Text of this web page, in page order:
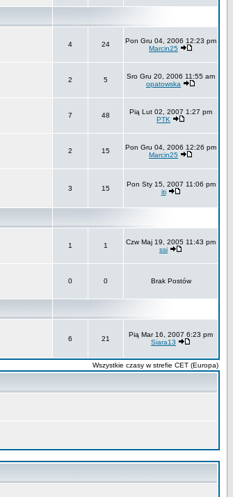
4 24
Pon Gru 04, 2006 12:23 pm
Marcin25
2 5
Sro Gru 20, 2006 11:55 am
opatowska
7 48
Pią Lut 02, 2007 1:27 pm
PTK
2 15
Pon Gru 04, 2006 12:26 pm
Marcin25
3 15
Pon Sty 15, 2007 11:06 pm
iti
1 1
Czw Maj 19, 2005 11:43 pm
ssi
0 0 Brak Postów
6 21
Pią Mar 16, 2007 6:23 pm
Siara13
Wszystkie czasy w strefie CET (Europa)